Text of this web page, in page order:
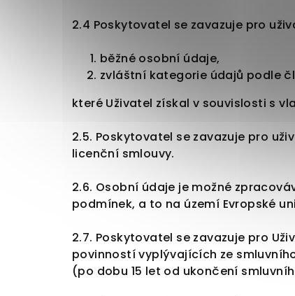
2.4 Poskytovatel se zavazuje pro
běžné osobní údaje,
zvláštní kategorie údajů podle čl.
které Uživatel získal v souvislosti s
2.5. Poskytovatel se zavazuje pro
licenční smlouvy.
2.6. Osobní údaje je možné
podmínek, a to na území Evropské
2.7. Poskytovatel se zavazuje pro
povinností vyplývajících ze
(po dobu 15 let od ukončení